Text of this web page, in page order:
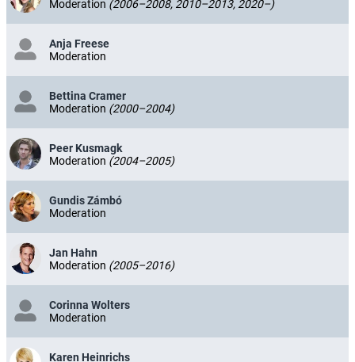
Moderation (2006–2008, 2010–2013, 2020–)
Anja Freese
Moderation
Bettina Cramer
Moderation (2000–2004)
Peer Kusmagk
Moderation (2004–2005)
Gundis Zámbó
Moderation
Jan Hahn
Moderation (2005–2016)
Corinna Wolters
Moderation
Karen Heinrichs